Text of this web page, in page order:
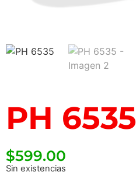
PH 6535
$599.00
Sin existencias